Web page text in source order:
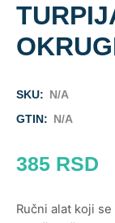
SKU: N/A
GTIN: N/A
385 RSD
Ručni alat koji